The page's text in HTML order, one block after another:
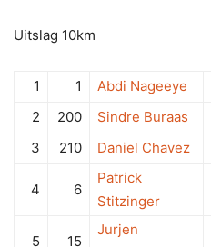
Uitslag 10km
1 1 Abdi Nageeye
2
200 Sindre Buraas
3
210 Daniel Chavez
4 6
Patrick
Stitzinger
5 15
Jurjen